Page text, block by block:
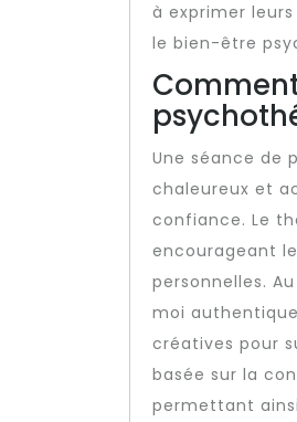
à exprimer
le bien-être
Une séance de
chaleureux et
confiance. Le
encourageant
personnelles.
moi
créatives pour
basée sur la
permettant